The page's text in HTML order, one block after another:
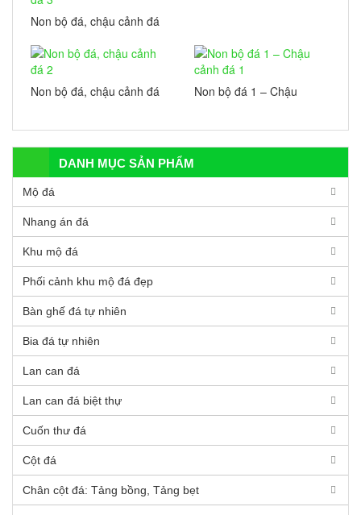
Non bộ đá, chậu cảnh đá
Non bộ đá, chậu cảnh đá
Non bộ đá 1 – Chậu
DANH MỤC SẢN PHẨM
Mộ đá
Nhang án đá
Khu mộ đá
Phối cảnh khu mộ đá đẹp
Bàn ghế đá tự nhiên
Bia đá tự nhiên
Lan can đá
Lan can đá biệt thự
Cuốn thư đá
Cột đá
Chân cột đá: Tảng bồng, Tảng bẹt